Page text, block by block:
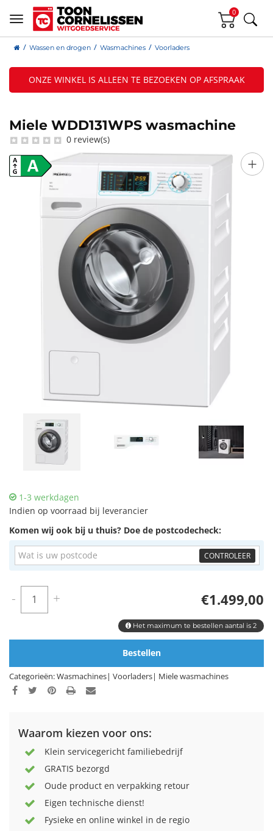
0
Wassen en drogen Wasmachines Voorladers
ONZE WINKEL IS ALLEEN TE BEZOEKEN OP AFSPRAAK
Miele WDD131WPS wasmachine
0 review(s)
+
A
1-3 werkdagen
Indien op voorraad bij leverancier
Komen wij ook bij u thuis? Doe de postcodecheck:
CONTROLEER
€1.499,00
- +
Het maximum te bestellen aantal is 2
Bestellen
Categorieën:Wasmachines| Voorladers| Miele wasmachines
Waarom kiezen voor ons:
Klein servicegericht familiebedrijf
GRATIS bezorgd
Oude product en verpakking retour
Eigen technische dienst!
Fysieke en online winkel in de regio